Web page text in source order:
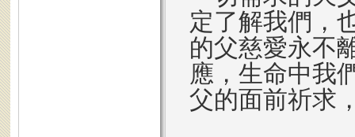
定了解我們，
的父慈愛永不
應，生命中我
父的面前祈求